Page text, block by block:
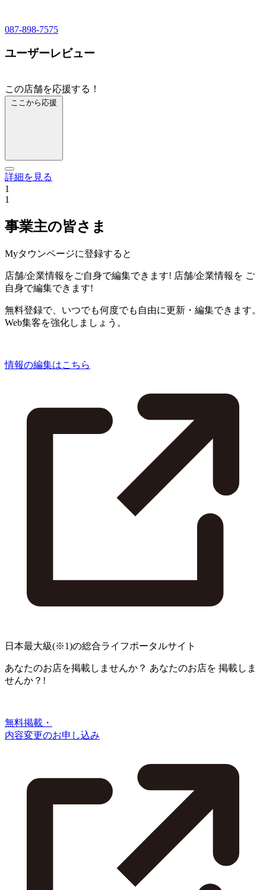
087-898-7575
ユーザーレビュー
この店舗を応援する！
ここから応援
詳細を見る
1
1
事業主の皆さま
Myタウンページに登録すると
店舗/企業情報をご自身で編集できます! 店舗/企業情報を ご
自身で編集できます!
無料登録で、いつでも何度でも自由に更新・編集できます。
Web集客を強化しましょう。
情報の編集はこちら
日本最大級(※1)の総合ライフポータルサイト
あなたのお店を掲載しませんか？ あなたのお店を 掲載しま
せんか？!
無料掲載・
内容変更のお申し込み